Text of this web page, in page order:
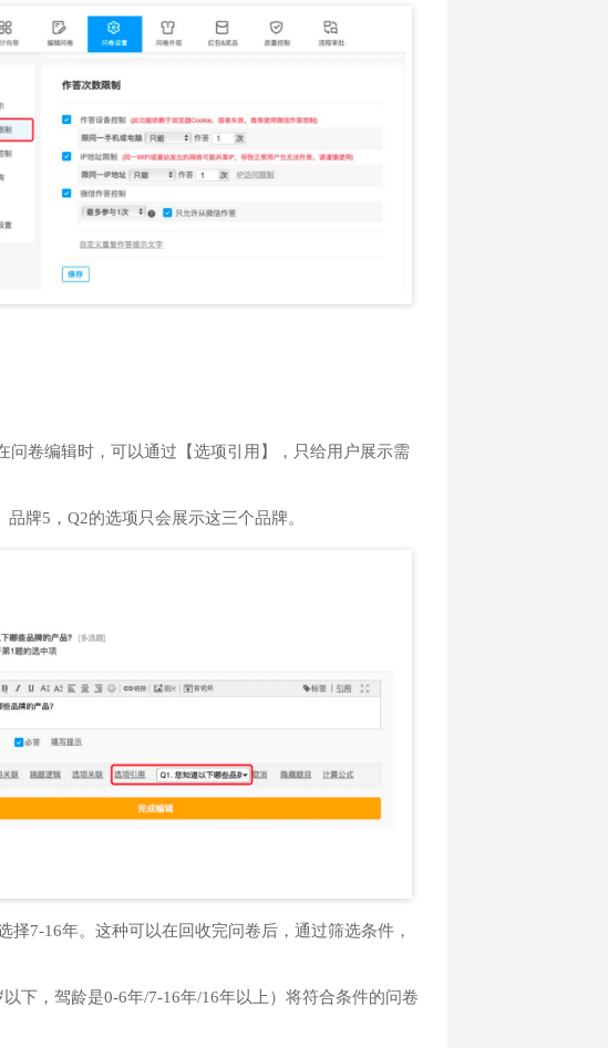
问卷编辑时，可以通过【选项引用】，只给用户展示需
牌5，Q2的选项只会展示这三个品牌。
择7-16年。这种可以在回收完问卷后，通过筛选条件，
下，驾龄是0-6年/7-16年/16年以上）将符合条件的问卷